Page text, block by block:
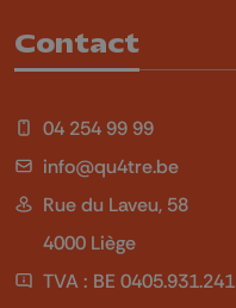
Contact
04 254 99 99
info@qu4tre.be
Rue du Laveu, 58
4000 Liège
TVA : BE 0405.931.241